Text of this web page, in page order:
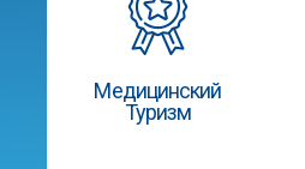
Медицинский
Туризм